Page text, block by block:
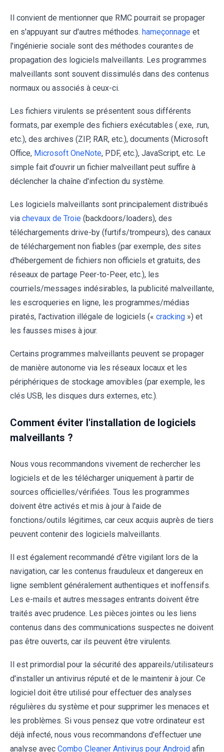
Il convient de mentionner que RMC pourrait se propager
en s'appuyant sur d'autres méthodes. hameçonnage et
l'ingénierie sociale sont des méthodes courantes de
propagation des logiciels malveillants. Les programmes
malveillants sont souvent dissimulés dans des contenus
normaux ou associés à ceux-ci.
Les fichiers virulents se présentent sous différents
formats, par exemple des fichiers exécutables (.exe, .run,
etc.), des archives (ZIP, RAR, etc.), documents (Microsoft
Office, Microsoft OneNote, PDF, etc.), JavaScript, etc. Le
simple fait d'ouvrir un fichier malveillant peut suffire à
déclencher la chaîne d'infection du système.
Les logiciels malveillants sont principalement distribués
via chevaux de Troie (backdoors/loaders), des
téléchargements drive-by (furtifs/trompeurs), des canaux
de téléchargement non fiables (par exemple, des sites
d'hébergement de fichiers non officiels et gratuits, des
réseaux de partage Peer-to-Peer, etc.), les
courriels/messages indésirables, la publicité malveillante,
les escroqueries en ligne, les programmes/médias
piratés, l'activation illégale de logiciels (« cracking ») et
les fausses mises à jour.
Certains programmes malveillants peuvent se propager
de manière autonome via les réseaux locaux et les
périphériques de stockage amovibles (par exemple, les
clés USB, les disques durs externes, etc.).
Comment éviter l'installation de logiciels
malveillants ?
Nous vous recommandons vivement de rechercher les
logiciels et de les télécharger uniquement à partir de
sources officielles/vérifiées. Tous les programmes
doivent être activés et mis à jour à l'aide de
fonctions/outils légitimes, car ceux acquis auprès de tiers
peuvent contenir des logiciels malveillants.
Il est également recommandé d'être vigilant lors de la
navigation, car les contenus frauduleux et dangereux en
ligne semblent généralement authentiques et inoffensifs.
Les e-mails et autres messages entrants doivent être
traités avec prudence. Les pièces jointes ou les liens
contenus dans des communications suspectes ne doivent
pas être ouverts, car ils peuvent être virulents.
Il est primordial pour la sécurité des appareils/utilisateurs
d'installer un antivirus réputé et de le maintenir à jour. Ce
logiciel doit être utilisé pour effectuer des analyses
régulières du système et pour supprimer les menaces et
les problèmes. Si vous pensez que votre ordinateur est
déjà infecté, nous vous recommandons d'effectuer une
analyse avec Combo Cleaner Antivirus pour Android afin